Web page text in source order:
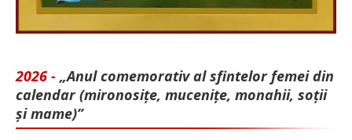
2026 - „Anul comemorativ al sfintelor femei din
calendar (mironosițe, mu­cenițe, monahii, soții
și mame)”